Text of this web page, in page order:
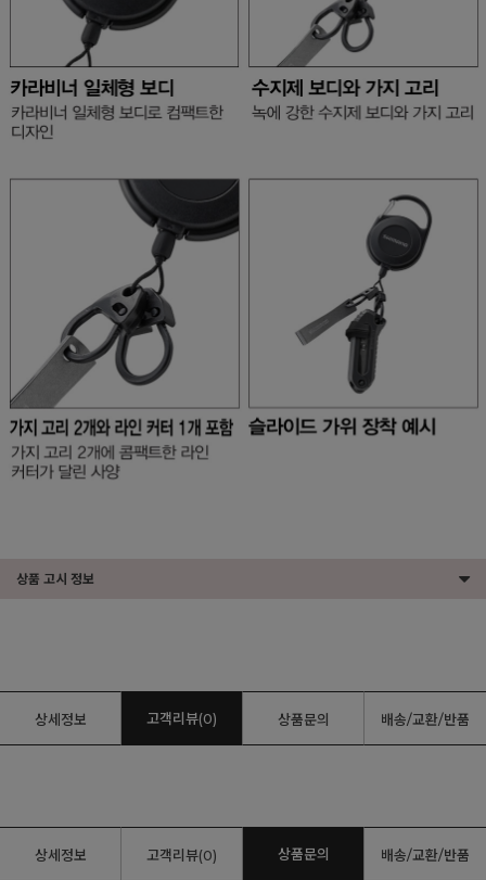
상품 고시 정보
상세정보 고객리뷰(0) 상품문의 배송/교환/반품
상세정보 고객리뷰(0) 상품문의 배송/교환/반품